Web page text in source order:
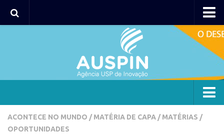
Agência
Institucional
ACONTECE NO MUNDO / MATÉRIA DE CAPA / MATÉRIAS /
OPORTUNIDADES